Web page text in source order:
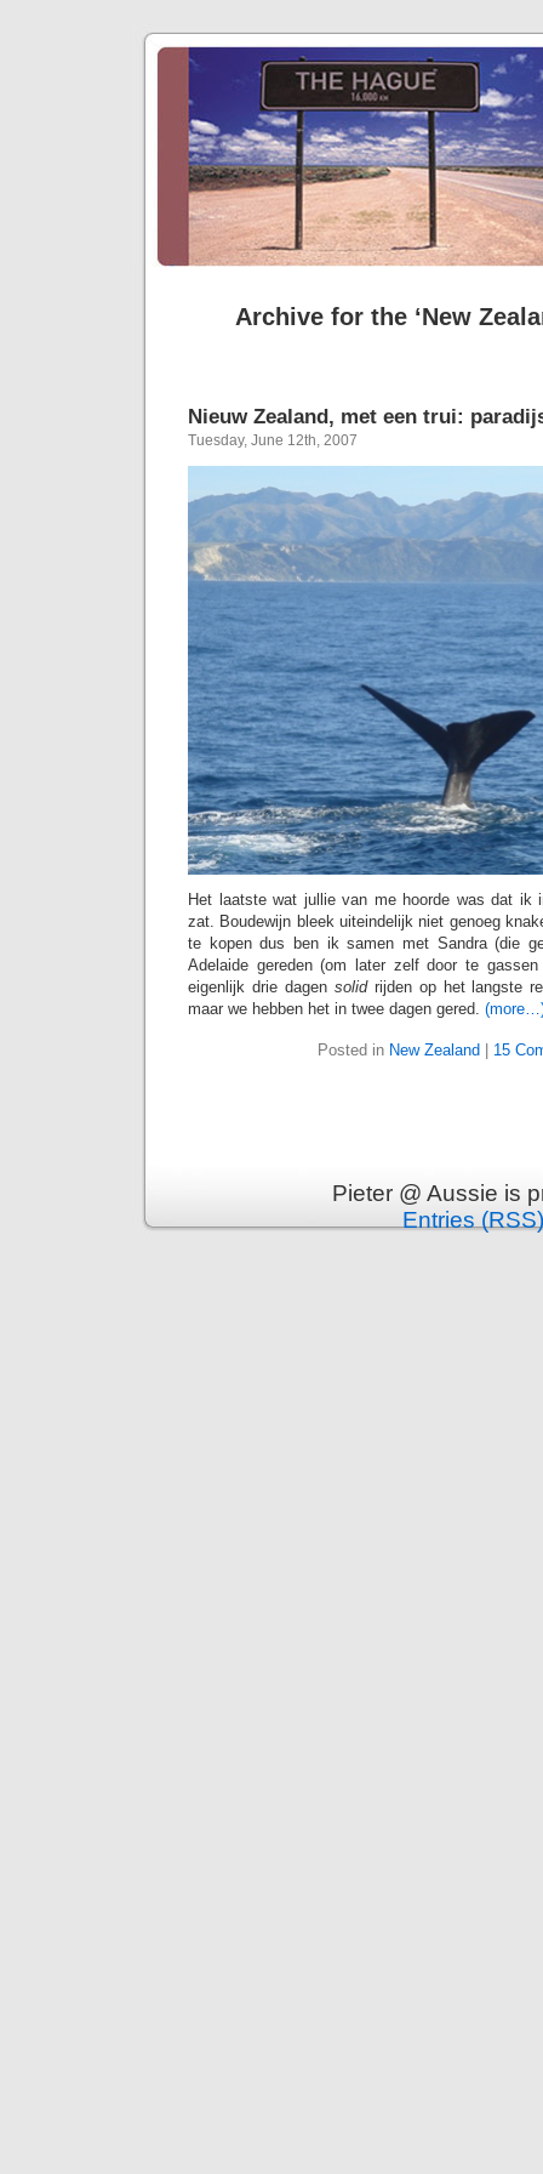
Archive for the ‘New
Nieuw Zealand, met een trui:
Tuesday, June 12th, 2007
Het laatste wat jullie van me hoorde was dat ik
zat. Boudewijn bleek uiteindelijk niet genoeg
te kopen dus ben ik samen met Sandra (die
Adelaide gereden (om later zelf door te
eigenlijk drie dagen solidrijden op het langste
maar we hebben het in twee dagen gered.
Posted in New Zealand 15
Pieter @ Aussie is
Entries (RSS)